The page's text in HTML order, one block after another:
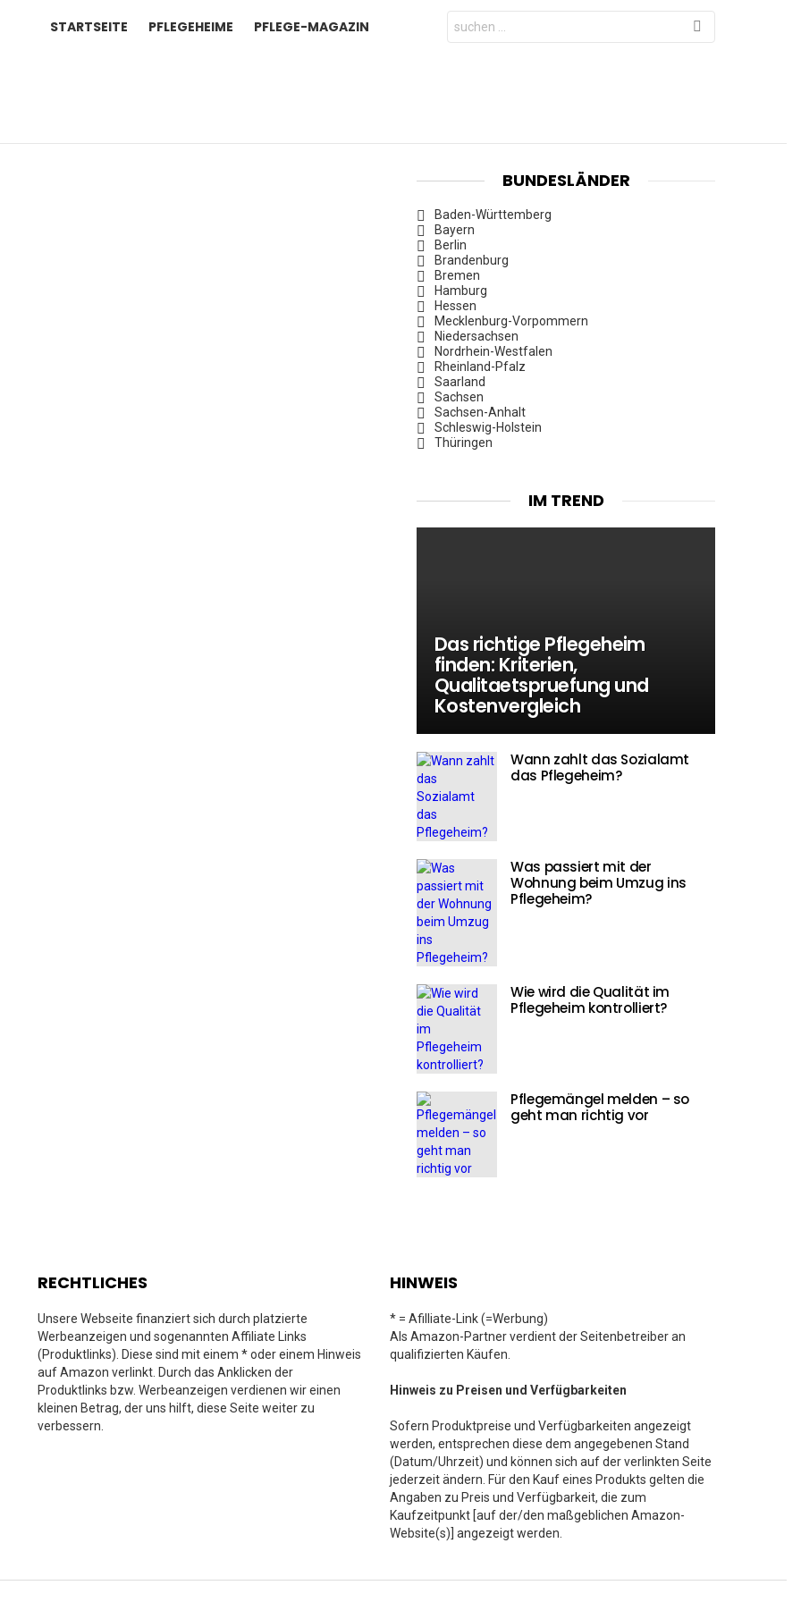
STARTSEITE PFLEGEHEIME PFLEGE-MAGAZIN
Search
for:
BUNDESLÄNDER
Baden-Württemberg
Bayern
Berlin
Brandenburg
Bremen
Hamburg
Hessen
Mecklenburg-Vorpommern
Niedersachsen
Nordrhein-Westfalen
Rheinland-Pfalz
Saarland
Sachsen
Sachsen-Anhalt
Schleswig-Holstein
Thüringen
IM TREND
Das richtige Pflegeheim
finden: Kriterien,
Qualitaetspruefung und
Kostenvergleich
Wann zahlt das Sozialamt
das Pflegeheim?
Was passiert mit der
Wohnung beim Umzug ins
Pflegeheim?
Wie wird die Qualität im
Pflegeheim kontrolliert?
Pflegemängel melden – so
geht man richtig vor
RECHTLICHES
Unsere Webseite finanziert sich durch platzierte
Werbeanzeigen und sogenannten Affiliate Links
(Produktlinks). Diese sind mit einem * oder einem Hinweis
auf Amazon verlinkt. Durch das Anklicken der
Produktlinks bzw. Werbeanzeigen verdienen wir einen
kleinen Betrag, der uns hilft, diese Seite weiter zu
verbessern.
HINWEIS
* = Afilliate-Link (=Werbung)
Als Amazon-Partner verdient der Seitenbetreiber an
qualifizierten Käufen.
Hinweis zu Preisen und Verfügbarkeiten
Sofern Produktpreise und Verfügbarkeiten angezeigt
werden, entsprechen diese dem angegebenen Stand
(Datum/Uhrzeit) und können sich auf der verlinkten Seite
jederzeit ändern. Für den Kauf eines Produkts gelten die
Angaben zu Preis und Verfügbarkeit, die zum
Kaufzeitpunkt [auf der/den maßgeblichen Amazon-
Website(s)] angezeigt werden.